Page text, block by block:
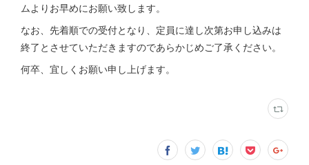
ムよりお早めにお願い致します。
なお、先着順での受付となり、定員に達し次第お申し込みは
終了とさせていただきますのであらかじめご了承ください。
何卒、宜しくお願い申し上げます。